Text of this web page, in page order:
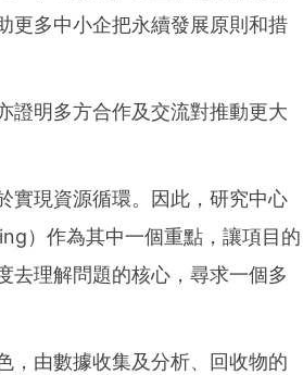
更多中小企把永續發展原則和措
證明多方合作及交流對推動更大
實現資源循環。因此，研究中心
）作為其中一個重點，讓項目的
去理解問題的核心，尋求一個多
，由數據收集及分析、回收物的